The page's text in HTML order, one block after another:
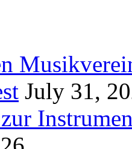
July 31,